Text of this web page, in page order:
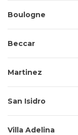
Boulogne
Beccar
Martinez
San Isidro
Villa Adelina